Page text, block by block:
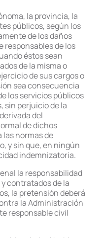
la provincia, la
públicos, según los
de los daños
responsables de los
éstos sean
de la misma o
de sus cargos o
sea consecuencia
los servicios públicos
sin perjuicio de la
del
de dichos
las normas de
y sin que, en ningún
indemnizatoria.
la responsabilidad
contratados de la
la pretensión deberá
la Administración
responsable civil